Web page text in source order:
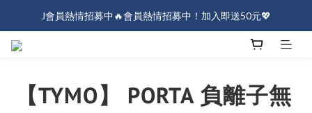
J會員熱情招募中🔥會員熱情招募中！加入即送50元💖
J會員熱情招募中🔥會員熱情招募中！加入即送50元💖
【TYMO】 PORTA 負離子無